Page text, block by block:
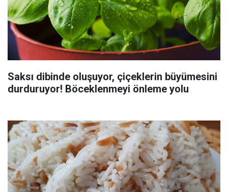
Saksı dibinde oluşuyor, çiçeklerin büyümesini
durduruyor! Böceklenmeyi önleme yolu